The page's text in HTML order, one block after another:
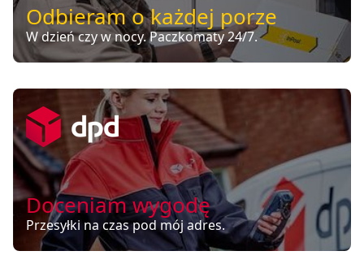
Odbieram o każdej porze
W dzień czy w nocy. Paczkomaty 24/7.
Doceniam wygodę
Przesyłki na czas pod mój adres.